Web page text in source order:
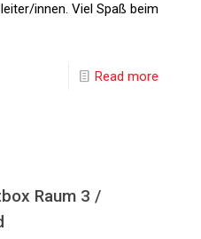
innen. Viel Spaß beim
Read more
Raum 3 /